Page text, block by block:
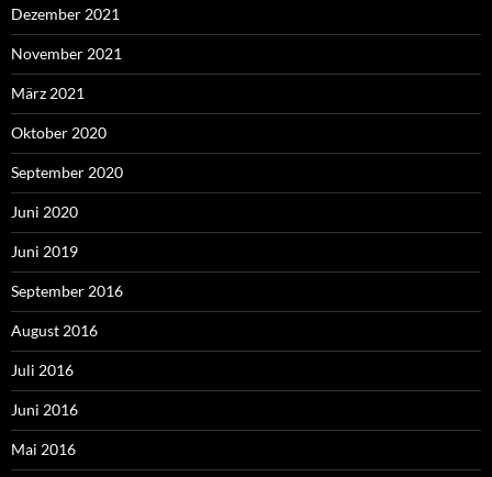
Dezember 2021
November 2021
März 2021
Oktober 2020
September 2020
Juni 2020
Juni 2019
September 2016
August 2016
Juli 2016
Juni 2016
Mai 2016